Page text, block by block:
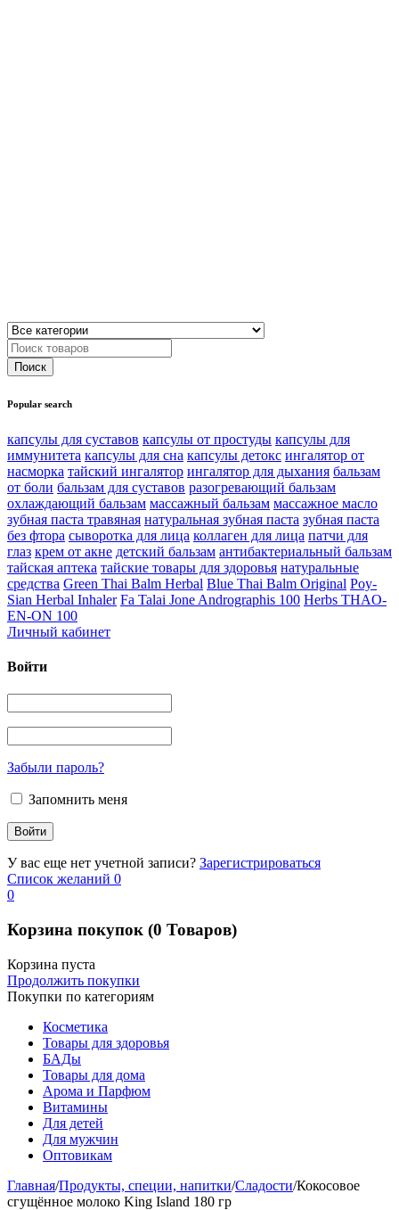
Popular search
капсулы для суставов капсулы от простуды капсулы для
иммунитета капсулы для сна капсулы детокс ингалятор от
насморка тайский ингалятор ингалятор для дыхания бальзам
от боли бальзам для суставов разогревающий бальзам
охлаждающий бальзам массажный бальзам массажное масло
зубная паста травяная натуральная зубная паста зубная паста
без фтора сыворотка для лица коллаген для лица патчи для
глаз крем от акне детский бальзам антибактериальный бальзам
тайская аптека тайские товары для здоровья натуральные
средства Green Thai Balm Herbal Blue Thai Balm Original Poy-
Sian Herbal Inhaler Fa Talai Jone Andrographis 100 Herbs THAO-
EN-ON 100
Личный кабинет
Войти
Забыли пароль?
Запомнить меня
У вас еще нет учетной записи? Зарегистрироваться
Список желаний 0
0
Корзина покупок (0 Товаров)
Корзина пуста
Продолжить покупки
Покупки по категориям
Косметика
Товары для здоровья
БАДы
Товары для дома
Арома и Парфюм
Витамины
Для детей
Для мужчин
Оптовикам
Главная/Продукты, специи, напитки/Сладости/Кокосовое
сгущённое молоко King Island 180 гр